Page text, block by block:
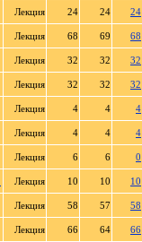
Лекция 24 24 24
Лекция 68 69 68
Лекция 32 32 32
Лекция 32 32 32
Лекция 4 4 4
Лекция 4 4 4
Лекция 6 6 0
Лекция 10 10 10
Лекция 58 57 58
Лекция 66 64 66